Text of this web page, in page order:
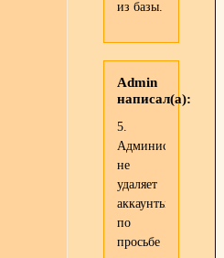
из базы.
Admin
написал(а):
5.
Администрация
не
удаляет
аккаунты
по
просьбе